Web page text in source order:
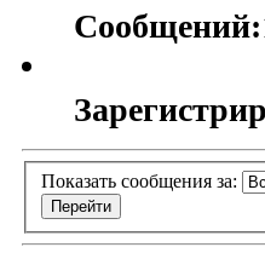
Сообщений:
Показать сообщения за: